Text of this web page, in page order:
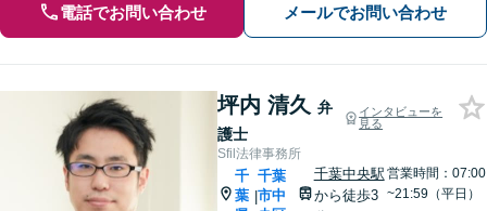
電話でお問い合わせ メールでお問い合わせ
坪内 清久 弁
護士
インタビューを
見る
Sfil法律事務所
千
葉 |
千葉
市中
千葉中央駅
から徒歩3
営業時間：07:00
~21:59（平日）